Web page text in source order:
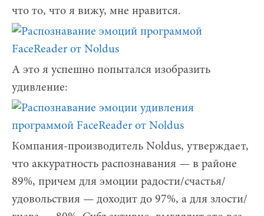
что то, что я вижу, мне нравится.
А это я успешно попытался изобразить
удивление:
Компания-производитель Noldus, утверждает,
что аккуратность распознавания — в районе
89%, причем для эмоции радости/счастья/
удовольствия — доходит до 97%, а для злости/